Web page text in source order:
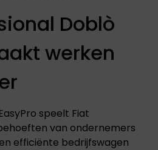
Doblò
werken
speelt Fiat
van ondernemers
efficiënte bedrijfswagen